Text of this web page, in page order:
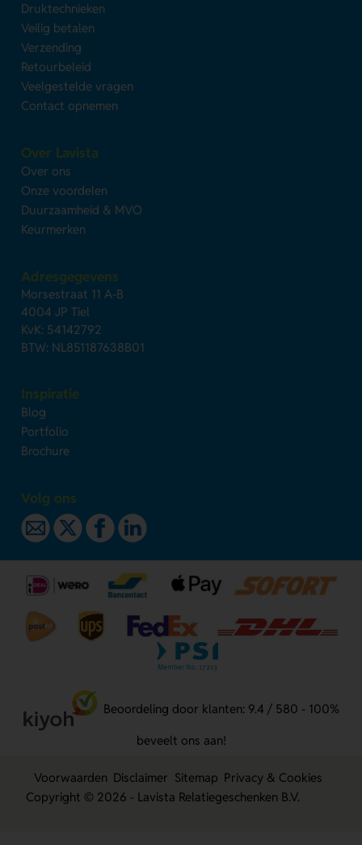
Druktechnieken
Veilig betalen
Verzending
Retourbeleid
Veelgestelde vragen
Contact opnemen
Over Lavista
Over ons
Onze voordelen
Duurzaamheid & MVO
Keurmerken
Adresgegevens
Morsestraat 11 A-B
4004 JP Tiel
KvK: 54142792
BTW: NL851187638B01
Inspiratie
Blog
Portfolio
Brochure
Volg ons
Beoordeling door klanten: 9.4 / 580 - 100%
beveelt ons aan!
Voorwaarden Disclaimer Sitemap Privacy & Cookies
Copyright © 2026 - Lavista Relatiegeschenken B.V.